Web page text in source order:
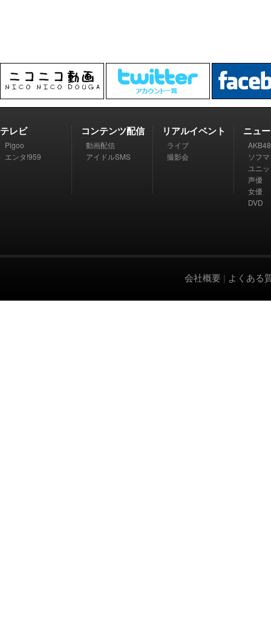
テレビ
Pigoo
エンタ!959
コンテンツ配信
動画配信
アイドルSMS
リアルイベント
ライブ
撮影会
ニュ
AKB48
ソフ
ユニ
声優
女優
DVD
会社概要 | よくある